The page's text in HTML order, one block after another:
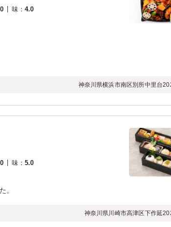
味：4.0
神奈川県横浜市南区別所中里台
味：5.0
。
神奈川県川崎市高津区下作延